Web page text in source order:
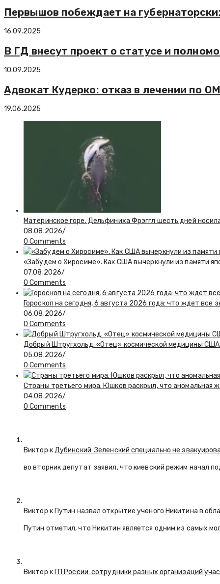
Первышов побеждает на
16.09.2025
В ГД внесут проект о статусе и
10.09.2025
Адвокат Кудерко: отказ в лечении по
19.06.2025
Материнское горе. Дельфиниха Фрэггл шесть дней
08.08.2026/
0 Comments
«Забудем о Хиросиме». Как США вычеркнули из памяти
07.08.2026/
0 Comments
Гороскоп на сегодня, 6 августа 2026 года: что ждет все
06.08.2026/
0 Comments
Добрый Штругхольд. «Отец» космической медицины
05.08.2026/
0 Comments
Страны третьего мира. Юшков раскрыл, что аномальная
04.08.2026/
0 Comments
Виктор кДубинский: Зеленский специально не
во вторник депутат заявил, что киевский режим начал
Виктор к Путин назвал открытие ученого Никитина в
Путин отметил, что Никитин является одним из самых
Виктор к ГП России: сотрудники разных организаций